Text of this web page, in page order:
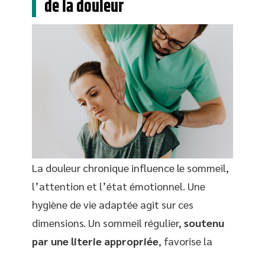
de la douleur
La douleur chronique influence le sommeil,
l’attention et l’état émotionnel. Une
hygiène de vie adaptée agit sur ces
dimensions. Un sommeil régulier, soutenu
par une literie appropriée, favorise la